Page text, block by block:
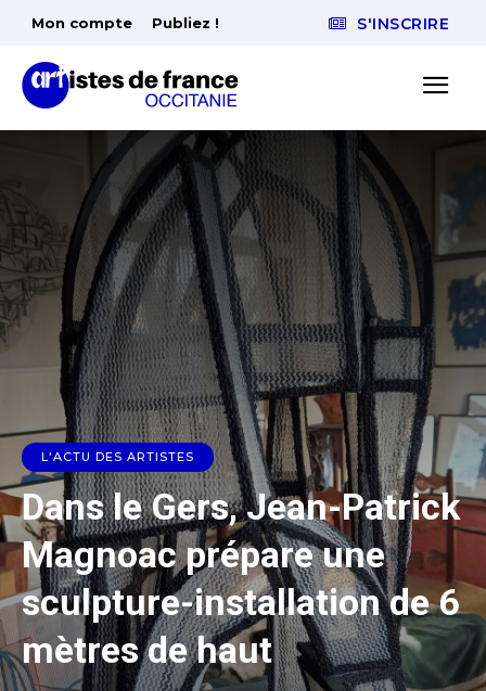
Mon compte Publiez ! S'INSCRIRE
L'ACTU DES ARTISTES
Dans le Gers, Jean-Patrick
Magnoac prépare une
sculpture-installation de 6
mètres de haut